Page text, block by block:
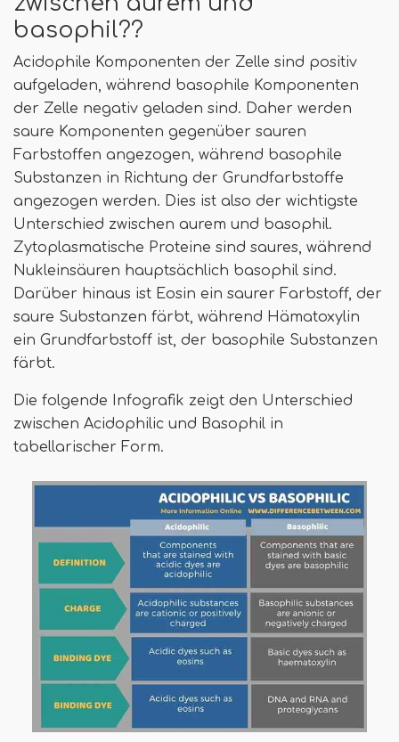
basophil??
Acidophile Komponenten der Zelle sind positiv
aufgeladen, während basophile Komponenten
der Zelle negativ geladen sind. Daher werden
saure Komponenten gegenüber sauren
Farbstoffen angezogen, während basophile
Substanzen in Richtung der Grundfarbstoffe
angezogen werden. Dies ist also der wichtigste
Unterschied zwischen aurem und basophil.
Zytoplasmatische Proteine ​​sind saures, während
Nukleinsäuren hauptsächlich basophil sind.
Darüber hinaus ist Eosin ein saurer Farbstoff, der
saure Substanzen färbt, während Hämatoxylin
ein Grundfarbstoff ist, der basophile Substanzen
färbt.
Die folgende Infografik zeigt den Unterschied
zwischen Acidophilic und Basophil in
tabellarischer Form.